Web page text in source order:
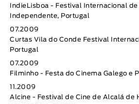
IndieLisboa - Festival Internacional
Independente, Portugal
07.2009
Curtas Vila do Conde Festival
Portugal
07.2009
Filminho - Festa do Cinema Galego e
11.2009
Alcine - Festival de Cine de Alcalá de